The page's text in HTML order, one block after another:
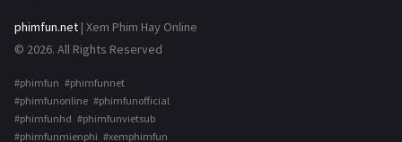
phimfun.net | Xem Phim Hay Online
© 2026. All Rights Reserved
#phimfun #phimfunnet
#phimfunonline #phimfunofficial
#phimfunhd #phimfunvietsub
#phimfunmienphi #xemphimfun